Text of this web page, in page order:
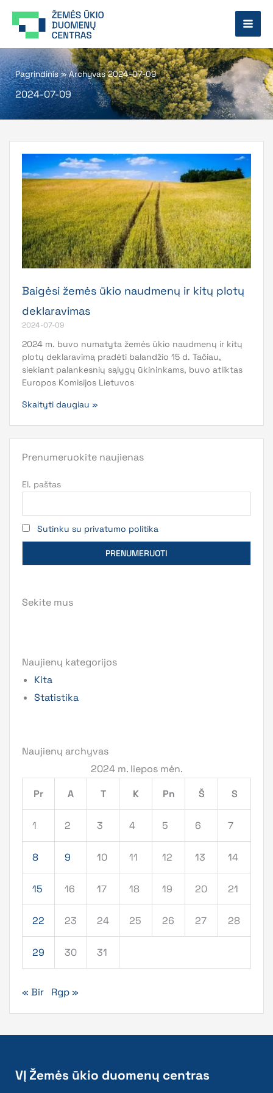
prie
Pagrindinis»Archyvas 2024-07-09
2024-07-09
Baigėsi žemės ūkio naudmenų ir kitų plotų
deklaravimas
2024-07-09
2024 m. buvo numatyta žemės ūkio naudmenų ir kitų
plotų deklaravimą pradėti balandžio 15 d. Tačiau,
siekiant palankesnių sąlygų ūkininkams, buvo atliktas
Europos Komisijos Lietuvos
Skaityti daugiau »
Prenumeruokite naujienas
El. paštas
Sutinku su privatumo politika
Sekite mus
Naujienų kategorijos
Kita
Statistika
Naujienų archyvas
2024 m. liepos mėn.
Pr
A T K Pn Š S
1 2 3 4 5 6 7
8 9 10 11 12 13 14
15 16 17 18 19 20 21
22 23 24 25 26 27 28
29 30 31
« Bir Rgp »
VĮ Žemės ūkio duomenų centras